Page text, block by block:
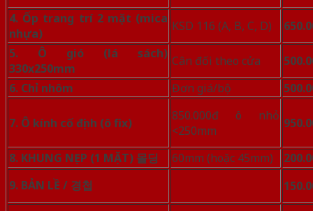
4. Ốp trang trí 2 mặt (mica
nhựa)
KSD 116 (A, B, C, D)
5. Ô gió (lá sách)
330x250mm
Cân đối theo cửa
6. Chỉ nhôm
Đơn giá/bộ
7. Ô kính cố định (ô fix)
850.000đ ô nhỏ
<250mm
8. KHUNG NẸP (1 MẶT) 몰딩 60mm (hoặc 45mm)
9. BẢN LỀ / 경첩